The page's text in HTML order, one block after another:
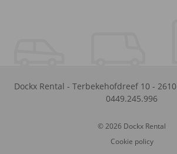
Dockx Rental - Terbekehofdreef 10 - 2610
0449.245.996
© 2026 Dockx Rental
Cookie policy